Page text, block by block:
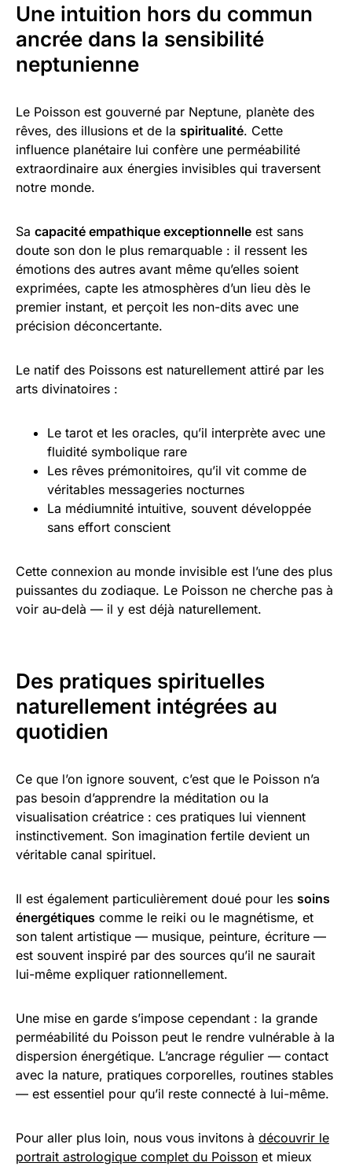
Une intuition hors du commun
ancrée dans la sensibilité
neptunienne
Le Poisson est gouverné par Neptune, planète des
rêves, des illusions et de la spiritualité. Cette
influence planétaire lui confère une perméabilité
extraordinaire aux énergies invisibles qui traversent
notre monde.
Sa capacité empathique exceptionnelle est sans
doute son don le plus remarquable : il ressent les
émotions des autres avant même qu’elles soient
exprimées, capte les atmosphères d’un lieu dès le
premier instant, et perçoit les non-dits avec une
précision déconcertante.
Le natif des Poissons est naturellement attiré par les
arts divinatoires :
Le tarot et les oracles, qu’il interprète avec une
fluidité symbolique rare
Les rêves prémonitoires, qu’il vit comme de
véritables messageries nocturnes
La médiumnité intuitive, souvent développée
sans effort conscient
Cette connexion au monde invisible est l’une des plus
puissantes du zodiaque. Le Poisson ne cherche pas à
voir au-delà — il y est déjà naturellement.
Des pratiques spirituelles
naturellement intégrées au
quotidien
Ce que l’on ignore souvent, c’est que le Poisson n’a
pas besoin d’apprendre la méditation ou la
visualisation créatrice : ces pratiques lui viennent
instinctivement. Son imagination fertile devient un
véritable canal spirituel.
Il est également particulièrement doué pour les soins
énergétiques comme le reiki ou le magnétisme, et
son talent artistique — musique, peinture, écriture —
est souvent inspiré par des sources qu’il ne saurait
lui-même expliquer rationnellement.
Une mise en garde s’impose cependant : la grande
perméabilité du Poisson peut le rendre vulnérable à la
dispersion énergétique. L’ancrage régulier — contact
avec la nature, pratiques corporelles, routines stables
— est essentiel pour qu’il reste connecté à lui-même.
Pour aller plus loin, nous vous invitons à découvrir le
portrait astrologique complet du Poisson et mieux